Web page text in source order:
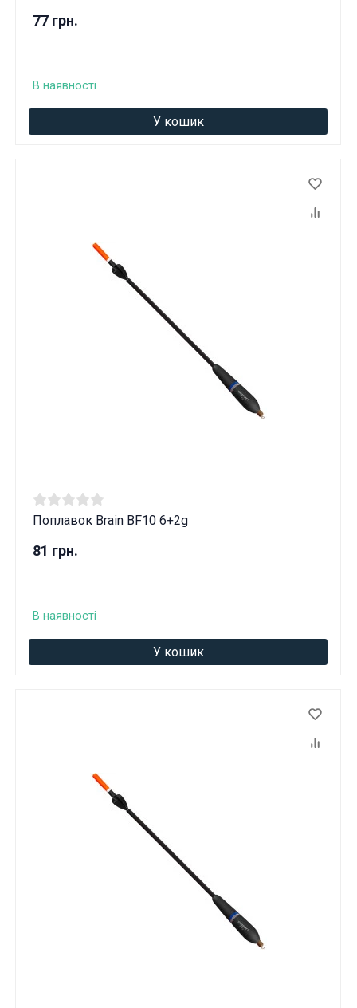
77 грн.
В наявності
У кошик
Поплавок Brain BF10 6+2g
81 грн.
В наявності
У кошик